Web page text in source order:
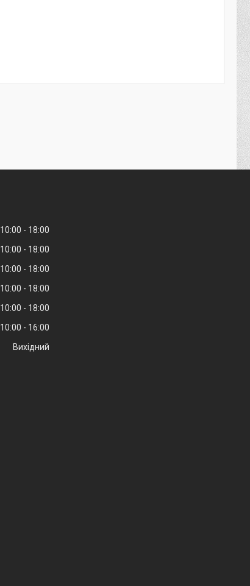
10:00
18:00
10:00
18:00
10:00
18:00
10:00
18:00
10:00
18:00
10:00
16:00
Вихідний